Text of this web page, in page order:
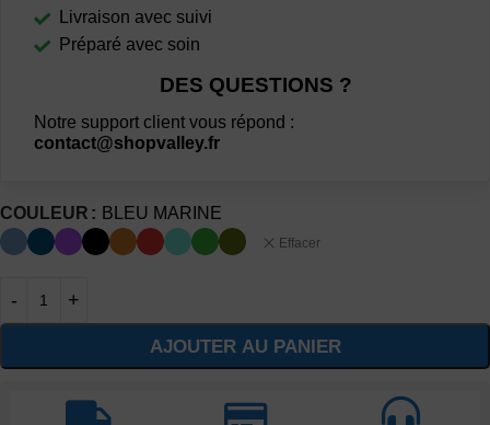
Livraison avec suivi
Préparé avec soin
DES QUESTIONS ?
Notre support client vous répond :
contact@shopvalley.fr
COULEUR BLEU MARINE
Effacer
AJOUTER AU PANIER